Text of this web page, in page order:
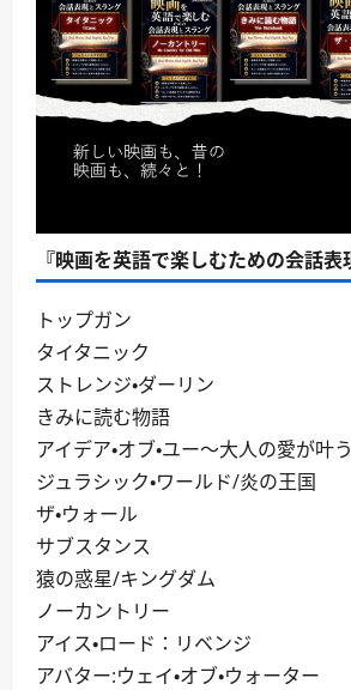
『映画を英語で楽しむための会話表
トップガン
タイタニック
ストレンジ・ダーリン
きみに読む物語
アイデア・オブ・ユー～大人の愛が叶
ジュラシック・ワールド/炎の王国
ザ・ウォール
サブスタンス
猿の惑星/キングダム
ノーカントリー
アイス・ロード：リベンジ
アバター:ウェイ・オブ・ウォーター